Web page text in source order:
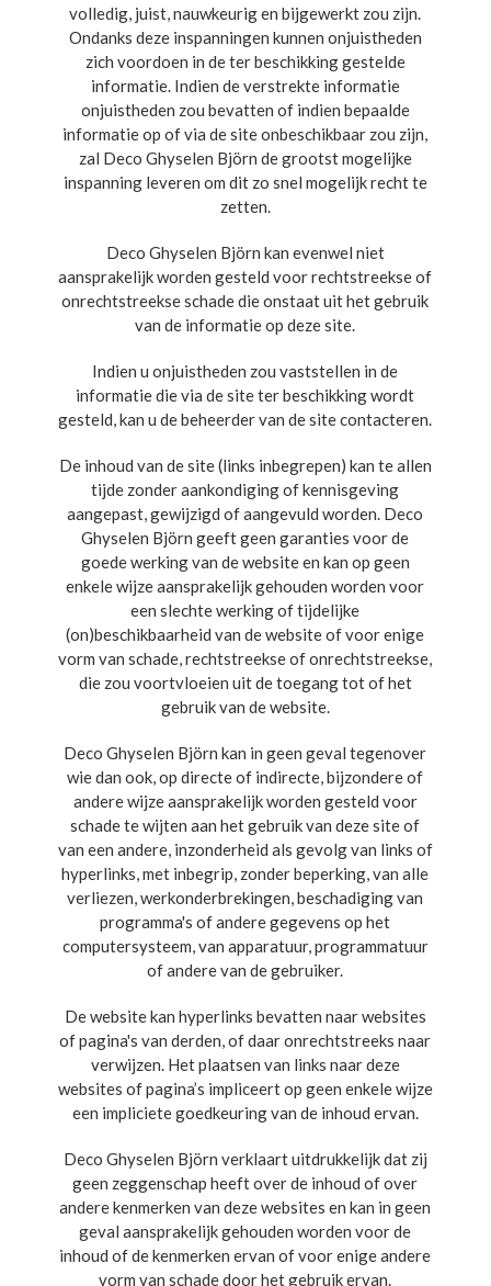
volledig, juist, nauwkeurig en bijgewerkt zou zijn.
Ondanks deze inspanningen kunnen onjuistheden
zich voordoen in de ter beschikking gestelde
informatie. Indien de verstrekte informatie
onjuistheden zou bevatten of indien bepaalde
informatie op of via de site onbeschikbaar zou zijn,
zal Deco Ghyselen Björn de grootst mogelijke
inspanning leveren om dit zo snel mogelijk recht te
zetten.
Deco Ghyselen Björn kan evenwel niet
aansprakelijk worden gesteld voor rechtstreekse of
onrechtstreekse schade die onstaat uit het gebruik
van de informatie op deze site.
Indien u onjuistheden zou vaststellen in de
informatie die via de site ter beschikking wordt
gesteld, kan u de beheerder van de site contacteren.
De inhoud van de site (links inbegrepen) kan te allen
tijde zonder aankondiging of kennisgeving
aangepast, gewijzigd of aangevuld worden. Deco
Ghyselen Björn geeft geen garanties voor de
goede werking van de website en kan op geen
enkele wijze aansprakelijk gehouden worden voor
een slechte werking of tijdelijke
(on)beschikbaarheid van de website of voor enige
vorm van schade, rechtstreekse of onrechtstreekse,
die zou voortvloeien uit de toegang tot of het
gebruik van de website.
Deco Ghyselen Björn kan in geen geval tegenover
wie dan ook, op directe of indirecte, bijzondere of
andere wijze aansprakelijk worden gesteld voor
schade te wijten aan het gebruik van deze site of
van een andere, inzonderheid als gevolg van links of
hyperlinks, met inbegrip, zonder beperking, van alle
verliezen, werkonderbrekingen, beschadiging van
programma's of andere gegevens op het
computersysteem, van apparatuur, programmatuur
of andere van de gebruiker.
De website kan hyperlinks bevatten naar websites
of pagina's van derden, of daar onrechtstreeks naar
verwijzen. Het plaatsen van links naar deze
websites of pagina’s impliceert op geen enkele wijze
een impliciete goedkeuring van de inhoud ervan.
Deco Ghyselen Björn verklaart uitdrukkelijk dat zij
geen zeggenschap heeft over de inhoud of over
andere kenmerken van deze websites en kan in geen
geval aansprakelijk gehouden worden voor de
inhoud of de kenmerken ervan of voor enige andere
vorm van schade door het gebruik ervan.